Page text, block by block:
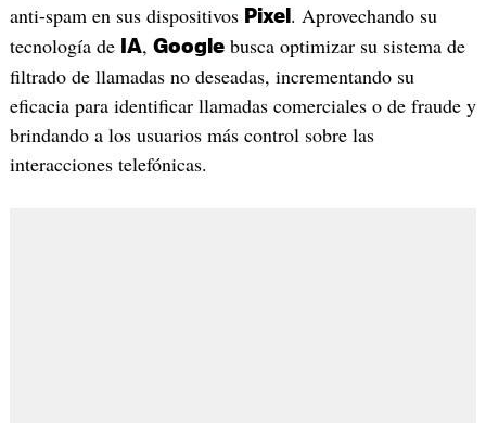
anti-spam en sus dispositivos Pixel . Aprovechando su
tecnología de
IA, Googlebusca optimizar su sistema de
filtrado de llamadas no deseadas, incrementando su
eficacia para identificar llamadas comerciales o de fraude y
brindando a los usuarios más control sobre las
interacciones telefónicas.